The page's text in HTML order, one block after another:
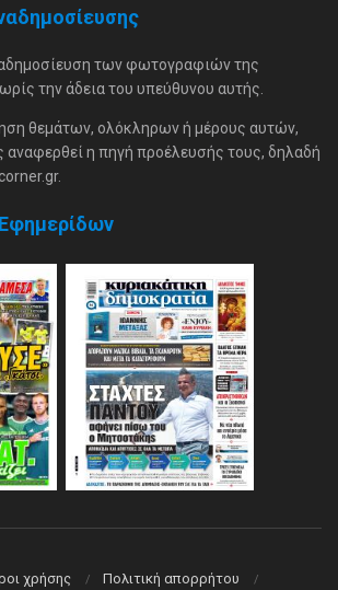
των φωτογραφιών της
την άδεια του υπεύθυνου αυτής.
θεμάτων, ολόκληρων ή μέρους αυτών,
η πηγή προέλευσής τους, δηλαδή
χρήσης Πολιτική απορρήτου